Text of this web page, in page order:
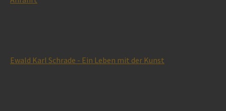
Ewald Karl Schrade - Ein Leben mit der Kunst